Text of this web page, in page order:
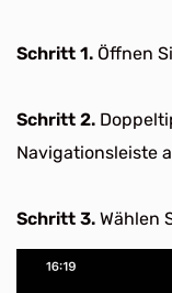
Schritt 1. Öffnen
Schritt 2.
Navigationsleiste
Schritt 3. Wählen